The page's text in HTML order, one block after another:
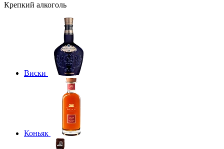
Крепкий алкоголь
Виски
Коньяк